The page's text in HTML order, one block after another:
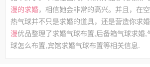
漫的求婚，相信她会非常的高兴。并且，在
热气球并不只是求婚的道具，还是营造你求婚
漫优品整理了求婚气球布置,后备箱气球求婚,
球怎么布置,宾馆求婚气球布置等相关信息.